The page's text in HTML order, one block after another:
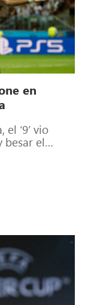
en
‘9’ vio
besar el